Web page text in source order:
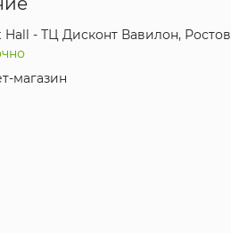
Hall - ТЦ Дисконт Вавилон, Ростов
магазин